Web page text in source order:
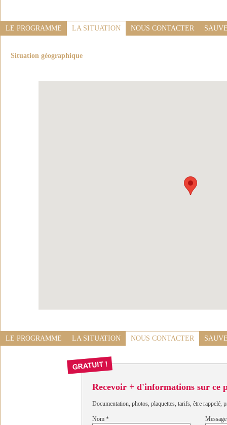
LE PROGRAMME LA SITUATION NOUS CONTACTER
Situation géographique
LE PROGRAMME LA SITUATION NOUS CONTACTER
Recevoir + d'informations sur ce
Documentation, photos, plaquettes, tarifs, être rappelé,
Nom * Message